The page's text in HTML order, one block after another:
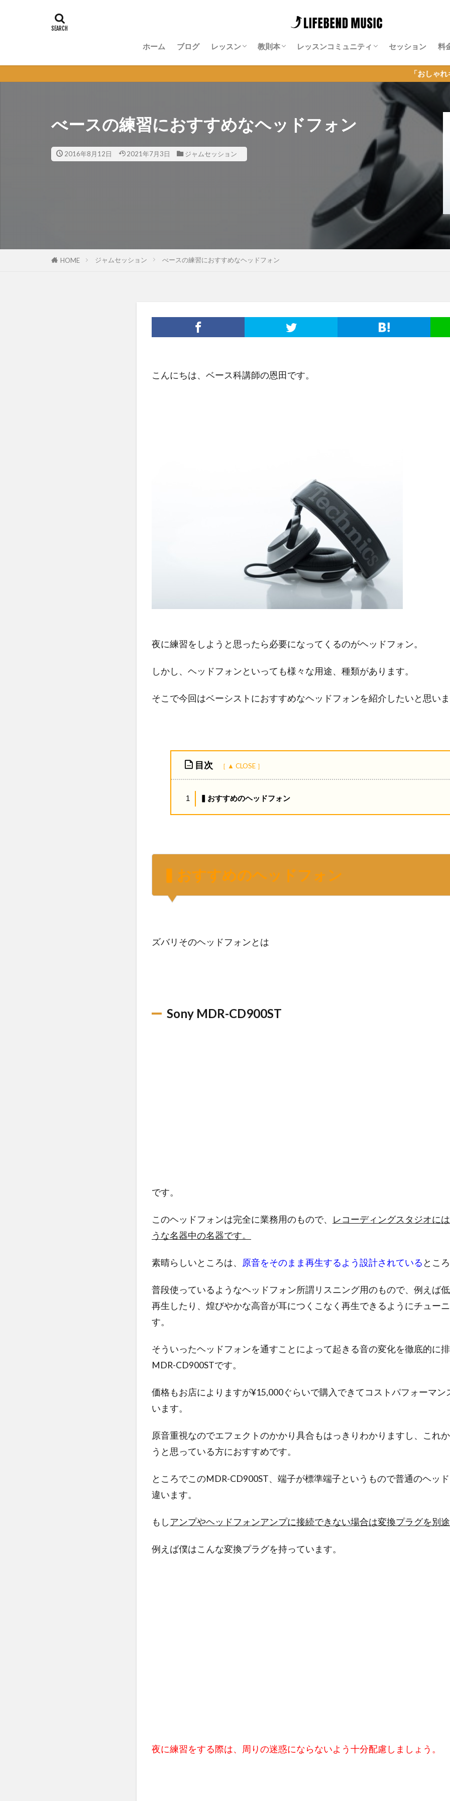
ホーム ブログ レッスン 教則本 レッスンコミュニティ
神田リョウ「神田式ゆるふわドラム塾オ
ンライン」
セッション 料
「おしゃれギター＆セッ
べースの練習におすすめなヘッドフォン
2016年8月12日 2021年7月3日 ジャムセッション
HOME ジャムセッション べースの練習におすすめなヘッドフォン
こんにちは、ベース科講師の恩田です。
夜に練習をしようと思ったら必要になってくるのがヘッドフォン。
しかし、ヘッドフォンといっても様々な用途、種類があります。
そこで今回はベーシストにおすすめなヘッドフォンを紹介したいと思い
目次
1 ▍おすすめのヘッドフォン
▍おすすめのヘッドフォン
ズバリそのヘッドフォンとは
Sony MDR-CD900ST
です。
このヘッドフォンは完全に業務用のもので、 レコーディングスタジオに
うな名器中の名器です。
素晴らしいところは、 原音をそのまま再生するよう設計されている とこ
普段使っているようなヘッドフォン所謂リスニング用のもので、例えば
再生したり、煌びやかな高音が耳につくこなく再生できるようにチュー
す。
そういったヘッドフォンを通すことによって起きる音の変化を徹底的に
MDR-CD900STです。
価格もお店によりますが¥15,000ぐらいで購入できてコストパフォーマン
います。
原音重視なのでエフェクトのかかり具合もはっきりわかりますし、これ
うと思っている方におすすめです。
ところでこのMDR-CD900ST、端子が標準端子というもので普通のヘッ
違います。
もしアンプやヘッドフォンアンプに接続できない場合は変換プラグを別
例えば僕はこんな変換プラグを持っています。
夜に練習をする際は、周りの迷惑にならないよう十分配慮しましょう。